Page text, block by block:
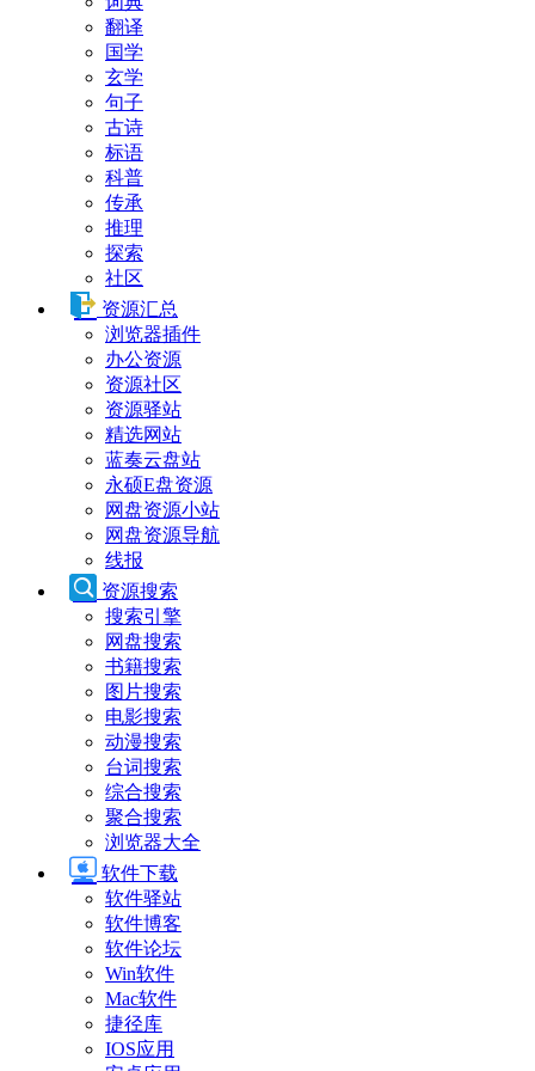
翻译
国学
玄学
句子
古诗
标语
科普
传承
推理
探索
社区
资源汇总
浏览器插件
办公资源
资源社区
资源驿站
精选网站
蓝奏云盘站
永硕E盘资源
网盘资源小站
网盘资源导航
线报
资源搜索
搜索引擎
网盘搜索
书籍搜索
图片搜索
电影搜索
动漫搜索
台词搜索
综合搜索
聚合搜索
浏览器大全
软件下载
软件驿站
软件博客
软件论坛
Win软件
Mac软件
捷径库
IOS应用